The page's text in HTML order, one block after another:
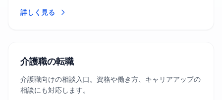
詳しく見る
介護職の転職
介護職向けの相談入口。資格や働き方、キャリアアップの
相談にも対応します。